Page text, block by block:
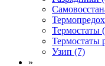
Термостаты
Термостаты
Узип (7)
»